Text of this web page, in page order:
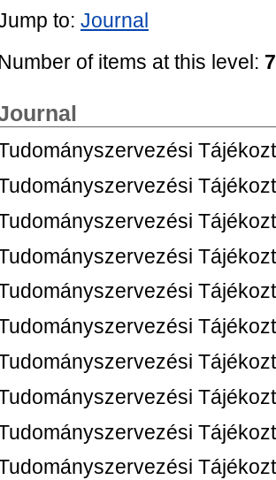
to: Journal
of items at this level: